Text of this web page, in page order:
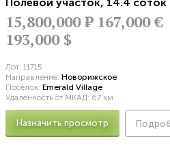
15,800,000Р 167,000 €
193,000 $
Лот: 11715
Направление: Новорижское
Посёлок: Emerald Village
Удалённость от МКАД: 67 км
Назначить просмотр